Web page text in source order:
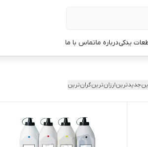
یدکیدرباره ماتماس با ما
جدیدترینارزان‌ترینگران‌ترین